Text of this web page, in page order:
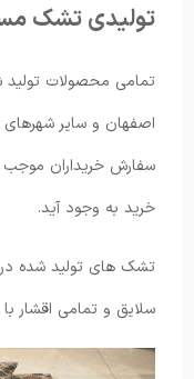
تولیدی تشک
تمامی محصولات تولید
اصفهان و سایر
سفارش خریداران
خرید به وجود آید.
تشک های تولید شده در
سلایق و تمامی اقشار